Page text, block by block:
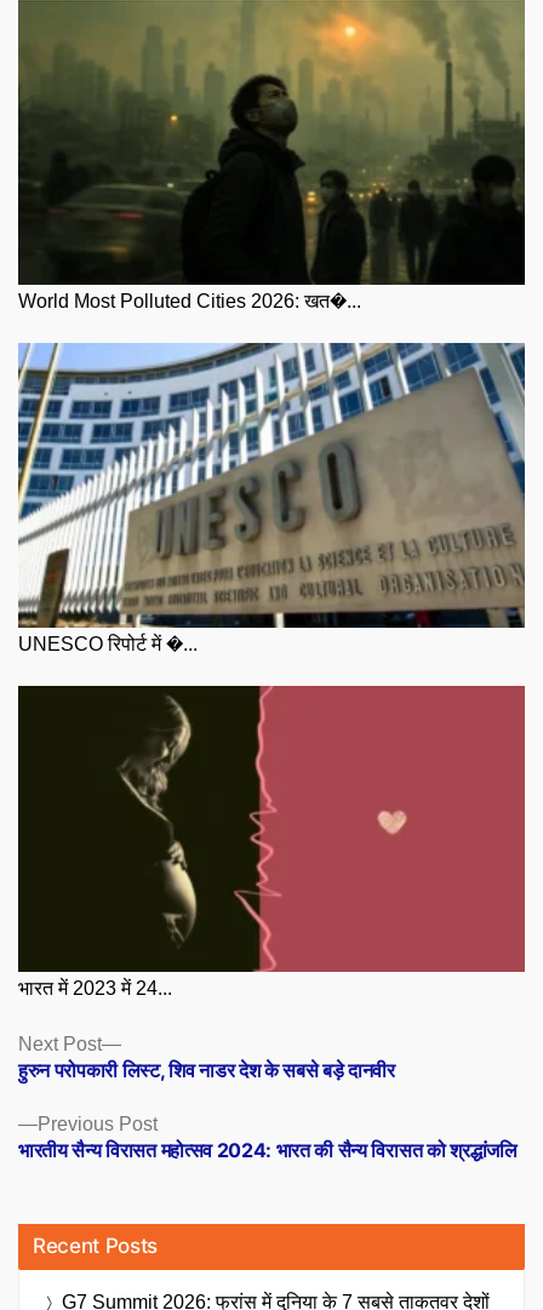
World Most Polluted Cities 2026: खत�...
UNESCO रिपोर्ट में �...
भारत में 2023 में 24...
Posts
navigation
Previous PostPrevious
post:
भारतीय सैन्य विरासत महोत्सव 2024: भारत की सैन्य विरासत को श्रद्धांजलि
Next Post
Next
post:
हुरुन परोपकारी लिस्ट, शिव नाडर देश के सबसे बड़े दानवीर
Recent Posts
G7 Summit 2026: फ्रांस में दुनिया के 7 सबसे ताकतवर देशों